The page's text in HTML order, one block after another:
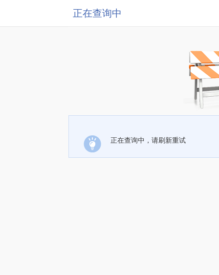
正在查询中
正在查询中，请刷新重试